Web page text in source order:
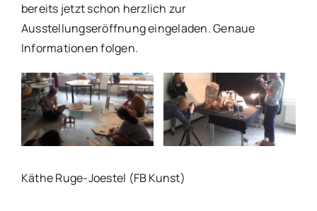
bereits jetzt schon herzlich zur
Ausstellungseröffnung eingeladen. Genaue
Informationen folgen.
Käthe Ruge-Joestel (FB Kunst)